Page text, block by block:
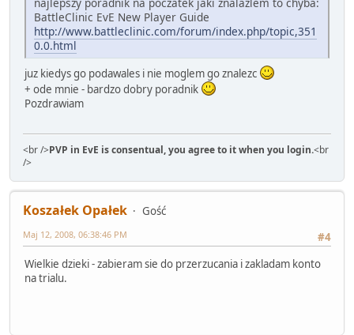
BattleClinic EvE New Player Guide
http://www.battleclinic.com/forum/index.php/topic,351
0.0.html
juz kiedys go podawales i nie moglem go znalezc
+ ode mnie - bardzo dobry poradnik
Pozdrawiam
<br />PVP in EvE is consentual, you agree to it when you login.<br
/>
Koszałek Opałek
Gość
#4
Maj 12, 2008, 06:38:46 PM
Wielkie dzieki - zabieram sie do przerzucania i zakladam konto
na trialu.